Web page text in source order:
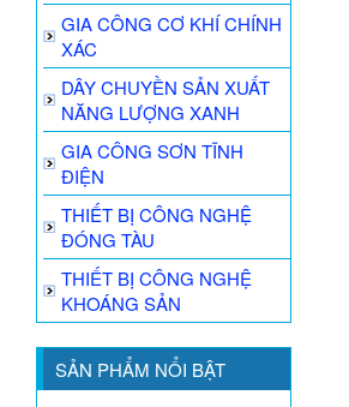
GIA CÔNG CƠ KHÍ CHÍNH
XÁC
DÂY CHUYỀN SẢN XUẤT
NĂNG LƯỢNG XANH
GIA CÔNG SƠN TĨNH
ĐIỆN
THIẾT BỊ CÔNG NGHỆ
ĐÓNG TÀU
THIẾT BỊ CÔNG NGHỆ
KHOÁNG SẢN
SẢN PHẨM NỔI BẬT